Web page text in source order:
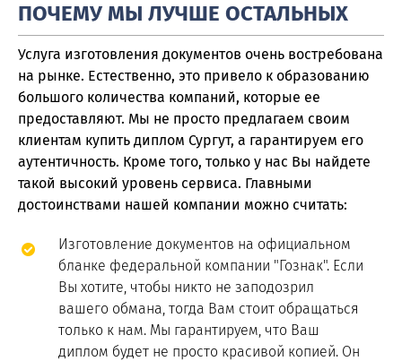
ПОЧЕМУ МЫ ЛУЧШЕ ОСТАЛЬНЫХ
Услуга изготовления документов очень востребована
на рынке. Естественно, это привело к образованию
большого количества компаний, которые ее
предоставляют. Мы не просто предлагаем своим
клиентам купить диплом Сургут, а гарантируем его
аутентичность. Кроме того, только у нас Вы найдете
такой высокий уровень сервиса. Главными
достоинствами нашей компании можно считать:
Изготовление документов на официальном
бланке федеральной компании "Гознак". Если
Вы хотите, чтобы никто не заподозрил
вашего обмана, тогда Вам стоит обращаться
только к нам. Мы гарантируем, что Ваш
диплом будет не просто красивой копией. Он